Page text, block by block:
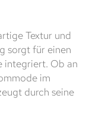
Textur und
sorgt für einen
integriert. Ob an
im
durch seine